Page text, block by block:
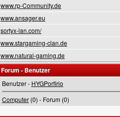
www.rp-Community.de
www.ansager.eu
sortyx-lan.com/
www.stargaming-clan.de
www.natural-gaming.de
Forum - Benutzer
Benutzer - HYGPorfirio
Computer (0) - Forum (0)